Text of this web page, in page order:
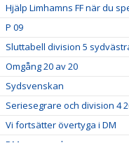
Hjälp Limhamns FF när du
P 09
Sluttabell division 5
Omgång 20 av 20
Sydsvenskan
Seriesegrare och division 4
Vi fortsätter övertyga i DM
DMgruppspel